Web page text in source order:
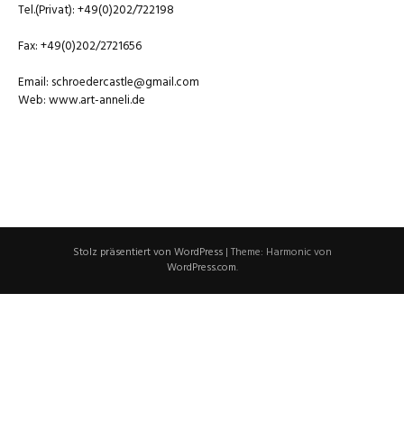
Tel.(Privat): +49(0)202/722198
Fax: +49(0)202/2721656
Email: schroedercastle@gmail.com
Web: www.art-anneli.de
Stolz präsentiert von WordPress | Theme: Harmonic von
WordPress.com.